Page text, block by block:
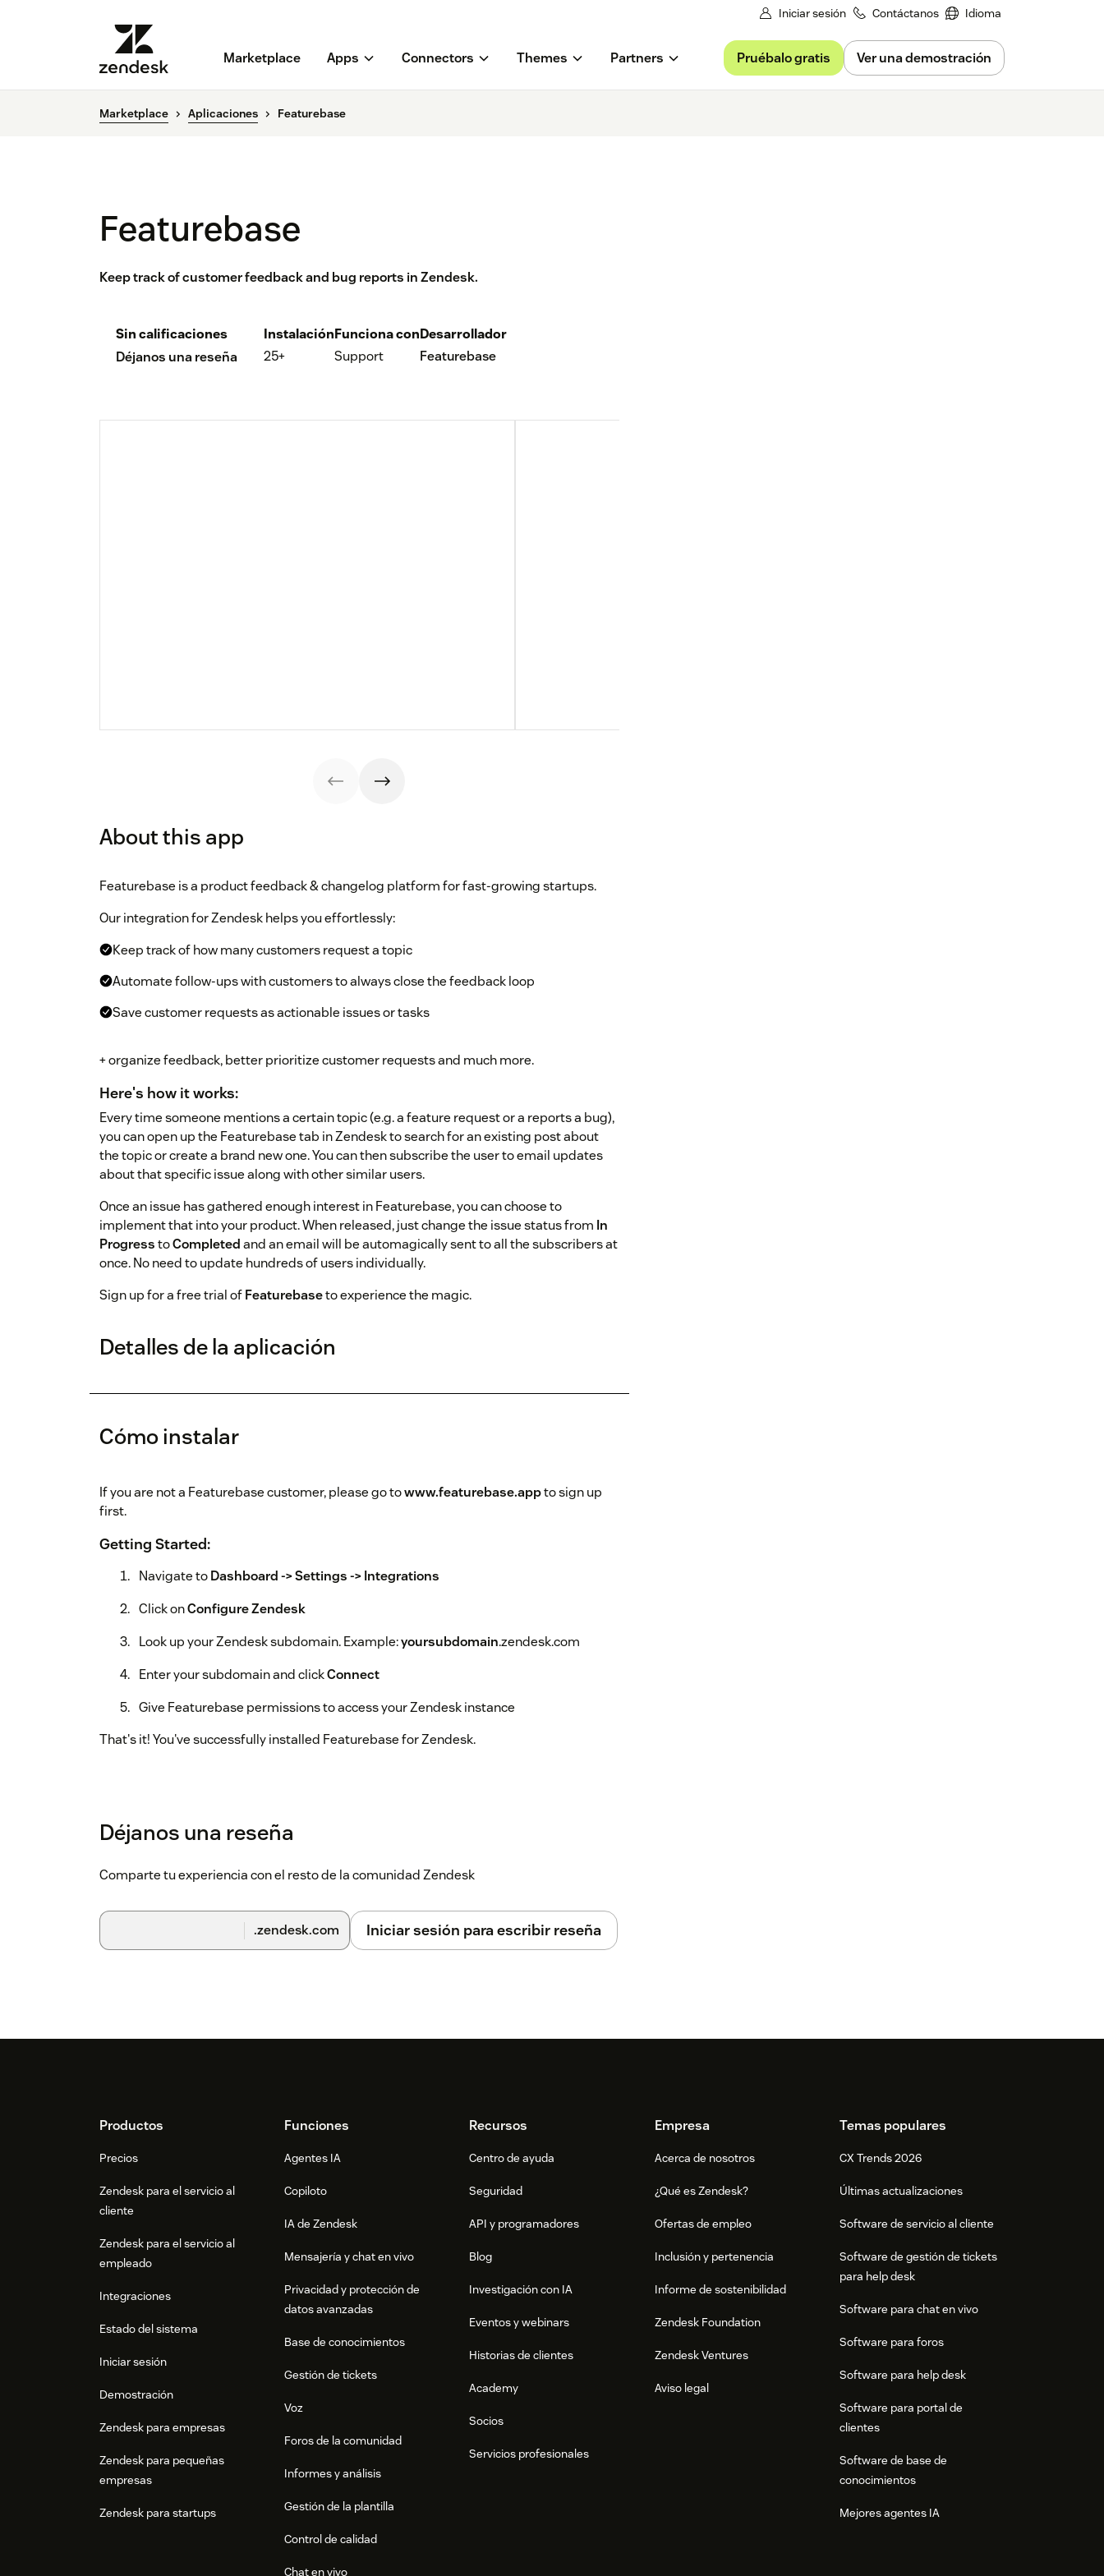
Iniciar sesión Contáctanos Idioma
Marketplace Apps Connectors Themes Partners Pruébalo gratis Ver una demostración
Marketplace Aplicaciones Featurebase
Featurebase
Keep track of customer feedback and bug reports in Zendesk.
Sin calificaciones
Déjanos una reseña
Instalación
25+
Funciona con
Support
Desarrollador
Featurebase
About this app
Featurebase is a product feedback & changelog platform for fast-growing startups.
Our integration for Zendesk helps you effortlessly:
Keep track of how many customers request a topic
Automate follow-ups with customers to always close the feedback loop
Save customer requests as actionable issues or tasks
+ organize feedback, better prioritize customer requests and much more.
Here's how it works:
Every time someone mentions a certain topic (e.g. a feature request or a reports a bug),
you can open up the Featurebase tab in Zendesk to search for an existing post about
the topic or create a brand new one. You can then subscribe the user to email updates
about that specific issue along with other similar users.
Once an issue has gathered enough interest in Featurebase, you can choose to
implement that into your product. When released, just change the issue status from In
ProgresstoCompletedand an email will be automagically sent to all the subscribers at
once. No need to update hundreds of users individually.
Sign up for a free trial ofFeaturebaseto experience the magic.
Detalles de la aplicación
Cómo instalar
If you are not a Featurebase customer, please go towww.featurebase.appto sign up
first.
Getting Started:
Navigate toDashboard -> Settings -> Integrations
Click onConfigure Zendesk
Look up your Zendesk subdomain. Example:yoursubdomain.zendesk.com
Enter your subdomain and clickConnect
Give Featurebase permissions to access your Zendesk instance
That's it! You've successfully installed Featurebase for Zendesk.
Déjanos una reseña
Comparte tu experiencia con el resto de la comunidad Zendesk
.zendesk.com Iniciar sesión para escribir reseña
FooterProductos
Precios
Zendesk para el servicio al
cliente
Zendesk para el servicio al
empleado
Integraciones
Estado del sistema
Iniciar sesión
Demostración
Zendesk para empresas
Zendesk para pequeñas
empresas
Zendesk para startups
Funciones
Agentes IA
Copiloto
IA de Zendesk
Mensajería y chat en vivo
Privacidad y protección de
datos avanzadas
Base de conocimientos
Gestión de tickets
Voz
Foros de la comunidad
Informes y análisis
Gestión de la plantilla
Control de calidad
Chat en vivo
Recursos
Centro de ayuda
Seguridad
API y programadores
Blog
Investigación con IA
Eventos y webinars
Historias de clientes
Academy
Socios
Servicios profesionales
Empresa
Acerca de nosotros
¿Qué es Zendesk?
Ofertas de empleo
Inclusión y pertenencia
Informe de sostenibilidad
Zendesk Foundation
Zendesk Ventures
Aviso legal
Temas populares
CX Trends 2026
Últimas actualizaciones
Software de servicio al cliente
Software de gestión de tickets
para help desk
Software para chat en vivo
Software para foros
Software para help desk
Software para portal de
clientes
Software de base de
conocimientos
Mejores agentes IA